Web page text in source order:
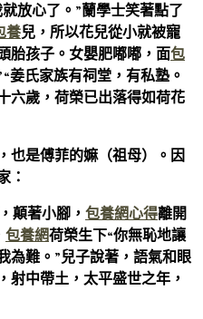
放心了。”蘭學士笑著點了
養兒，所以花兒從小就被寵
胎孩子。女嬰肥嘟嘟，面包
姜氏家族有祠堂，有私塾。
六歲，荷榮已出落得如荷花
也是傅菲的嫲（祖母）。因
：
顛著小腳， 包養網心得離開
包養網荷榮生下“你無恥地讓
為難。”兒子說著，語氣和眼
射中帶土，太平盛世之年，